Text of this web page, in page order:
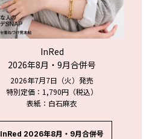
InRed
2026年8月・9月合併号
2026年7月7日（火）発売
特別定価：1,790円（税込）
表紙：白石麻衣
InRed 2026年8月・9月合併号